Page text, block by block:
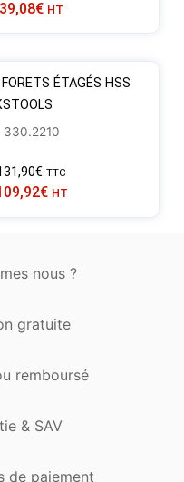
39,08€ HT
ÉTAGÉS HSS
330.2210
€ TTC
€ HT
nous ?
gratuite
remboursé
& SAV
de paiement